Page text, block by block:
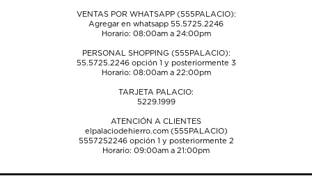
VENTAS POR WHATSAPP (555PALACIO):
Agregar en whatsapp 55.5725.2246
Horario: 08:00am a 24:00pm
PERSONAL SHOPPING (555PALACIO):
55.5725.2246opción 1 y posteriormente 3
Horario: 08:00am a 22:00pm
TARJETA PALACIO:
5229.1999
ATENCIÓN A CLIENTES
elpalaciodehierro.com (555PALACIO)
5557252246opción 1 y posteriormente 2
Horario: 09:00am a 21:00pm